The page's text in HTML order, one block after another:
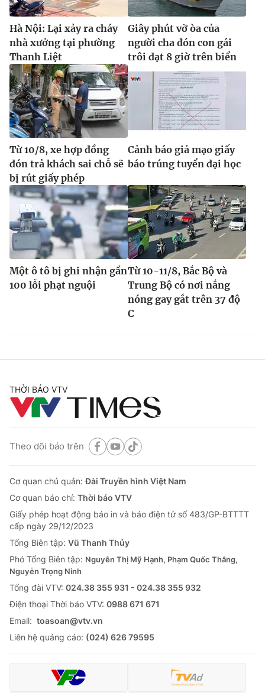
Hà Nội: Lại xảy ra cháy
nhà xưởng tại phường
Thanh Liệt
Giây phút vỡ òa của
người cha đón con gái
trôi dạt 8 giờ trên biển
Từ 10/8, xe hợp đồng
đón trả khách sai chỗ sẽ
bị rút giấy phép
Cảnh báo giả mạo giấy
báo trúng tuyển đại học
Một ô tô bị ghi nhận gần
100 lỗi phạt nguội
Từ 10-11/8, Bắc Bộ và
Trung Bộ có nơi nắng
nóng gay gắt trên 37 độ
C
THỜI BÁO VTV
Theo dõi báo trên
Cơ quan chủ quản:Đài Truyền hình Việt Nam
Cơ quan báo chí: Thời báo VTV
Giấy phép hoạt động báo in và báo điện tử số 483/GP-BTTTT
cấp ngày 29/12/2023
Tổng Biên tập: Vũ Thanh Thủy
Phó Tổng Biên tập: Nguyễn Thị Mỹ Hạnh, Phạm Quốc Thắng,
Nguyễn Trọng Ninh
Tổng đài VTV: 024.38 355 931 - 024.38 355 932
Ðiện thoại Thời báo VTV: 0988 671 671
Email: toasoan@vtv.vn
Liên hệ quảng cáo: (024) 626 79595